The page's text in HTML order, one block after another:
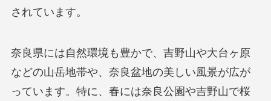
されています。
奈良県には自然環境も豊かで、吉野山や大台ヶ原
などの山岳地帯や、奈良盆地の美しい風景が広が
っています。特に、春には奈良公園や吉野山で桜